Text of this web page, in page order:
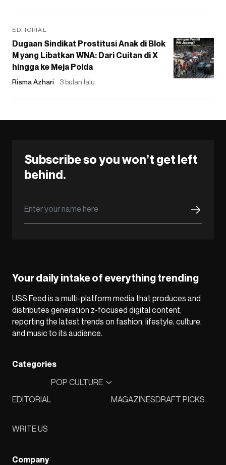
EDITORIAL
Dugaan Sindikat Prostitusi Anak di Blok
M yang Libatkan WNA: Dari Cuitan di X
hingga ke Meja Polda
Risma Azhari 3 bulan lalu
Subscribe so you won’t get left
behind.
Your daily intake of everything trending
USS Feed is a multi-platform media that produces and
distributes generation z-focused digital content,
reporting the latest trends on fashion, lifestyle, culture,
and music to its audience.
Categories
EDITORIAL
POP CULTURE
MAGAZINESDRAFT PICKS
WRITE US
Company